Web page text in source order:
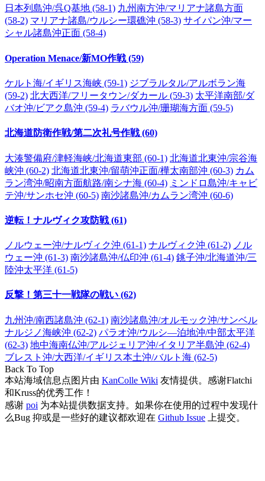
日本列島沖/呉Q基地 (58-1) 九州南方沖/マリアナ諸島方面
(58-2) マリアナ諸島/ウルシー環礁沖 (58-3) サイパン沖/マー
シャル諸島沖正面 (58-4)
Operation Menace/新MO作戦 (59)
ケルト海/イギリス海峡 (59-1) ジブラルタル/アルボラン海
(59-2) 北大西洋/フリータウン/ダカール (59-3) 太平洋南部/ダ
バオ沖/ビアク島沖 (59-4) ラバウル沖/珊瑚海方面 (59-5)
北海道防衛作戦/第二次礼号作戦 (60)
大湊警備府/津軽海峡/北海道東部 (60-1) 北海道北東沖/宗谷海
峡沖 (60-2) 北海道北東沖/留萌沖正面/樺太南部沖 (60-3) カム
ラン湾沖/昭南方面航路/南シナ海 (60-4) ミンドロ島沖/キャビ
テ沖/サンホセ沖 (60-5) 南沙諸島沖/カムラン湾沖 (60-6)
逆転！ナルヴィク攻防戦 (61)
ノルウェー沖/ナルヴィク沖 (61-1) ナルヴィク沖 (61-2) ノル
ウェー沖 (61-3) 南沙諸島沖/仏印沖 (61-4) 銚子沖/北海道沖/三
陸沖太平洋 (61-5)
反撃！第三十一戦隊の戦い (62)
九州沖/南西諸島沖 (62-1) 南沙諸島沖/オルモック沖/サンベル
ナルジノ海峡沖 (62-2) パラオ沖/ウルシ―泊地沖/中部太平洋
(62-3) 地中海南仏沖/アルジェリア沖/イタリア半島沖 (62-4)
ブレスト沖/大西洋/イギリス本土沖/バルト海 (62-5)
Back To Top
本站海域信息点图片由 KanColle Wiki 友情提供。感谢Flatchi
和Kruss的优秀工作！
感谢 poi 为本站提供数据支持。如果你在使用的过程中发现什
么Bug 抑或是一些好的建议都欢迎在 Github Issue 上提交。